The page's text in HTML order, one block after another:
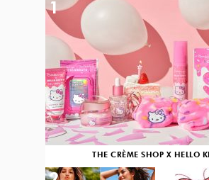
THE CRÈME SHOP X HELLO
1